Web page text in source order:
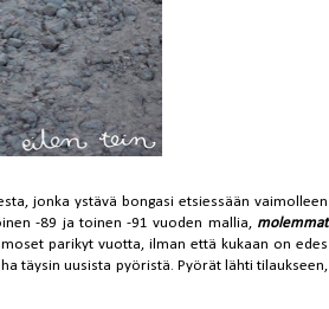
jonka ystävä bongasi etsiessään vaimolleen
-89 ja toinen -91 vuoden mallia, molemmat
parikyt vuotta, ilman että kukaan on edes
täysin uusista pyöristä. Pyörät lähti tilaukseen,